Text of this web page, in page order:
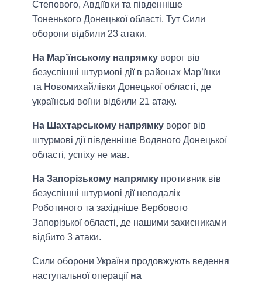
Степового, Авдіївки та південніше
Тоненького Донецької області. Тут Сили
оборони відбили 23 атаки.
На Мар’їнському напрямку ворог вів
безуспішні штурмові дії в районах Мар’їнки
та Новомихайлівки Донецької області, де
українські воїни відбили 21 атаку.
На Шахтарському напрямку ворог вів
штурмові дії південніше Водяного Донецької
області, успіху не мав.
На Запорізькому напрямку противник вів
безуспішні штурмові дії неподалік
Роботиного та західніше Вербового
Запорізької області, де нашими захисниками
відбито 3 атаки.
Сили оборони України продовжують ведення
наступальної операції на